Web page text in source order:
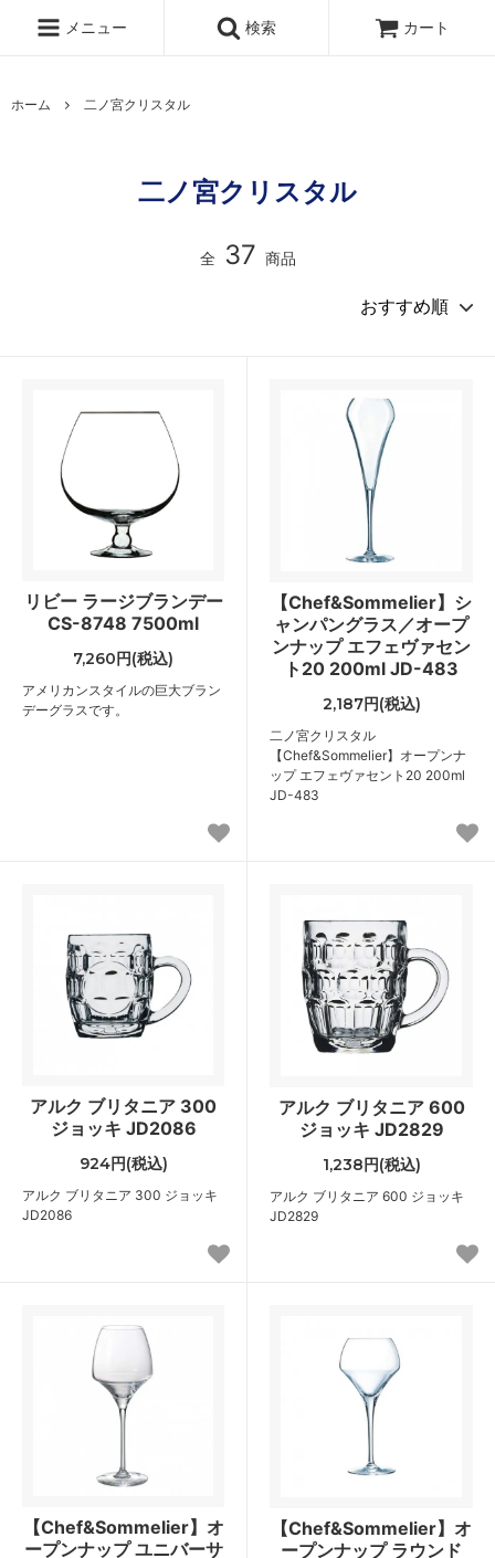
メニュー 検索 カート
ホーム 二ノ宮クリスタル
二ノ宮クリスタル
全 37 商品
リビー ラージブランデー
CS-8748 7500ml
7,260円(税込)
アメリカンスタイルの巨大ブラン
デーグラスです。
【Chef&Sommelier】シ
ャンパングラス／オープ
ンナップ エフェヴァセン
ト20 200ml JD-483
2,187円(税込)
二ノ宮クリスタル
【Chef&Sommelier】オープンナ
ップ エフェヴァセント20 200ml
JD-483
アルク ブリタニア 300
ジョッキ JD2086
924円(税込)
アルク ブリタニア 300 ジョッキ
JD2086
アルク ブリタニア 600
ジョッキ JD2829
1,238円(税込)
アルク ブリタニア 600 ジョッキ
JD2829
【Chef&Sommelier】オ
ープンナップ ユニバーサ
【Chef&Sommelier】オ
ープンナップ ラウンド